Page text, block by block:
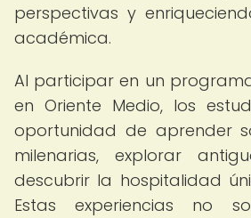
perspectivas y
académica.
Al participar en un
en Oriente Medio, los
oportunidad de aprender
milenarias, explorar
descubrir la hospitalidad
Estas experiencias no